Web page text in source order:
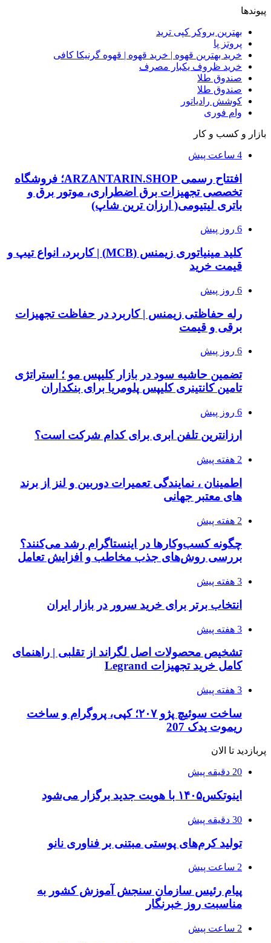
پیوندها
بهترین بروکر کپی ترید
پروتز پا
خرید بهترین قهوه | خرید قهوه | قهوه گرنیکا کافی
خرید ظروف یکبار مصرف
صندوق طلا
صندوق طلا
کوشش رادیاتور
وام فوری
بازار و کسب و کار
4 ساعت پیش
افتتاح رسمی ARZANTARIN.SHOP؛ فروشگاه
تخصصی تجهیزات برق اضطراری، موتور برق و
باتری لیتیومی( ارزان ترین شاپ)
6 روز پیش
کلید مینیاتوری زیمنس (MCB) | کاربرد، انواع تیپ و
قیمت خرید
6 روز پیش
رله حفاظتی زیمنس | کاربرد در حفاظت تجهیزات
برقی و قیمت
6 روز پیش
تضمین حاشیه سود در بازار کلیپس مو ؛ استراتژی
تامین کانتینری کلیپس پلومریا برای بنکداران
6 روز پیش
ارزانترین تلفن ابری برای کدام شرکت است؟
2 هفته پیش
اطمینان ، نمایندگی تعمیرات دوربین و لنز از برند
های معتبر جهانی
2 هفته پیش
چگونه کسب‌وکارها در اینستاگرام رشد می‌کنند؟
بررسی روش‌های جذب مخاطب و افزایش تعامل
3 هفته پیش
انتخاب برتر برای خرید سرور در بازار ایران
3 هفته پیش
تشخیص محصولات اصل لگراند از تقلبی | راهنمای
کامل خرید تجهیزات Legrand
3 هفته پیش
ساخت سوئیچ پژو ۲۰۷؛ کپی، پروگرام و ساخت
ریموت یدک 207
پربازدید تا الان
20 دقیقه پیش
اینوتکس۱۴۰۵ با هویت جدید برگزار می‌شود
30 دقیقه پیش
تولید کرم‌های پوستی مبتنی بر فناوری نانو
2 ساعت پیش
پیام رئیس سازمان سنجش آموزش کشور به
مناسبت روز خبرنگار
2 ساعت پیش